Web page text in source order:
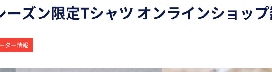
ーズン限定Tシャツ オンラインショッ
ター情報